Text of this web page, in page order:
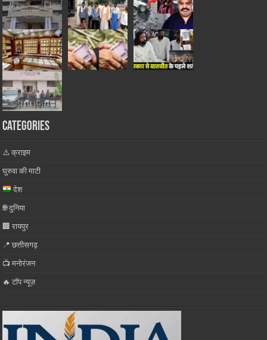
Categories
⚠️ क्राइम
घुरुवा की माटी
देश
🌐 दुनिया
🏢 रायपुर
📍 छत्तीसगढ़
📺 मनोरंजन
🔥 टॉप न्यूज़